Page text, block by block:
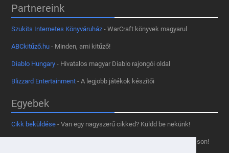
Partnereink
Szukits Internetes Könyváruház - WarCraft könyvek magyarul
ABCkitűző.hu - Minden, ami kitűző!
Diablo Hungary - Hivatalos magyar Diablo rajongói oldal
Blizzard Entertainment - A legjobb játékok készítői
Egyebek
Cikk beküldése - Van egy nagyszerű cikked? Küldd be nekünk!
- Tetszik az oldal? Segíts, hogy fennmaradhasson!